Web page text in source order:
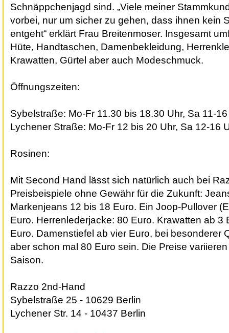
Schnäppchenjagd sind. „Viele meiner
vorbei, nur um sicher zu gehen, dass ihnen kein
entgeht“ erklärt Frau Breitenmoser. Insgesamt
Hüte, Handtaschen, Damenbekleidung,
Krawatten, Gürtel aber auch Modeschmuck.
Öffnungszeiten:
Sybelstraße: Mo-Fr 11.30 bis 18.30 Uhr, Sa 11-
Lychener Straße: Mo-Fr 12 bis 20 Uhr, Sa 12-16
Rosinen:
Mit Second Hand lässt sich natürlich auch bei
Preisbeispiele ohne Gewähr für die Zukunft:
Markenjeans 12 bis 18 Euro. Ein Joop-Pullover
Euro. Herrenlederjacke: 80 Euro. Krawatten ab 3
Euro. Damenstiefel ab vier Euro, bei besonderer
aber schon mal 80 Euro sein. Die Preise
Saison.
Razzo 2nd-Hand
Sybelstraße 25 - 10629 Berlin
Lychener Str. 14 - 10437 Berlin